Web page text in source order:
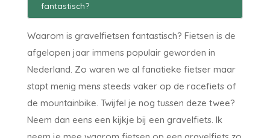
fantastisch?
Waarom is gravelfietsen fantastisch? Fietsen is de
afgelopen jaar immens populair geworden in
Nederland. Zo waren we al fanatieke fietser maar
stapt menig mens steeds vaker op de racefiets of
de mountainbike. Twijfel je nog tussen deze twee?
Neem dan eens een kijkje bij een gravelfiets. Ik